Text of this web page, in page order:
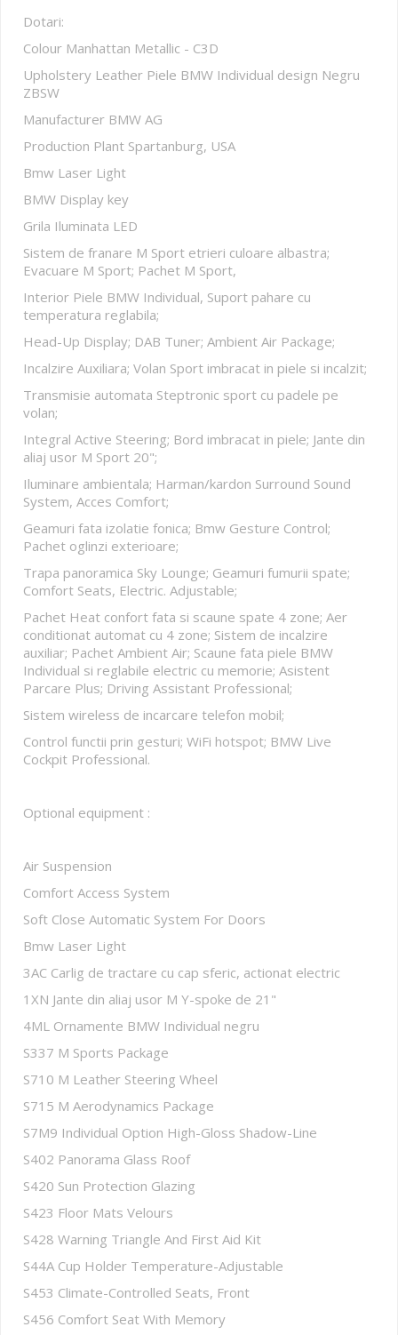
Dotari:
Colour Manhattan Metallic - C3D
Upholstery Leather Piele BMW Individual design Negru
ZBSW
Manufacturer BMW AG
Production Plant Spartanburg, USA
Bmw Laser Light
BMW Display key
Grila Iluminata LED
Sistem de franare M Sport etrieri culoare albastra;
Evacuare M Sport; Pachet M Sport,
Interior Piele BMW Individual, Suport pahare cu
temperatura reglabila;
Head-Up Display; DAB Tuner; Ambient Air Package;
Incalzire Auxiliara; Volan Sport imbracat in piele si incalzit;
Transmisie automata Steptronic sport cu padele pe
volan;
Integral Active Steering; Bord imbracat in piele; Jante din
aliaj usor M Sport 20";
Iluminare ambientala; Harman/kardon Surround Sound
System, Acces Comfort;
Geamuri fata izolatie fonica; Bmw Gesture Control;
Pachet oglinzi exterioare;
Trapa panoramica Sky Lounge; Geamuri fumurii spate;
Comfort Seats, Electric. Adjustable;
Pachet Heat confort fata si scaune spate 4 zone; Aer
conditionat automat cu 4 zone; Sistem de incalzire
auxiliar; Pachet Ambient Air; Scaune fata piele BMW
Individual si reglabile electric cu memorie; Asistent
Parcare Plus; Driving Assistant Professional;
Sistem wireless de incarcare telefon mobil;
Control functii prin gesturi; WiFi hotspot; BMW Live
Cockpit Professional.
Optional equipment :
Air Suspension
Comfort Access System
Soft Close Automatic System For Doors
Bmw Laser Light
3AC Carlig de tractare cu cap sferic, actionat electric
1XN Jante din aliaj usor M Y-spoke de 21"
4ML Ornamente BMW Individual negru
S337 M Sports Package
S710 M Leather Steering Wheel
S715 M Aerodynamics Package
S7M9 Individual Option High-Gloss Shadow-Line
S402 Panorama Glass Roof
S420 Sun Protection Glazing
S423 Floor Mats Velours
S428 Warning Triangle And First Aid Kit
S44A Cup Holder Temperature-Adjustable
S453 Climate-Controlled Seats, Front
S456 Comfort Seat With Memory